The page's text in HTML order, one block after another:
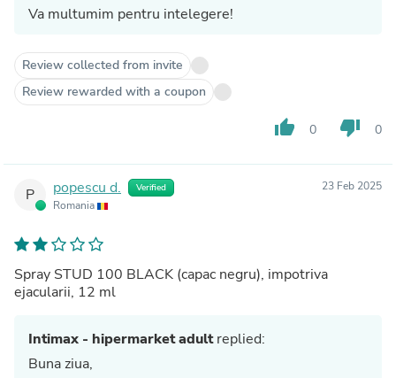
Va multumim pentru intelegere!
Review collected from invite
Review rewarded with a coupon
thumb_up 0 thumb_down 0
P popescu d. Verified
Romania
23 Feb 2025
Spray STUD 100 BLACK (capac negru), impotriva
ejacularii, 12 ml
Intimax - hipermarket adultreplied:
Buna ziua,